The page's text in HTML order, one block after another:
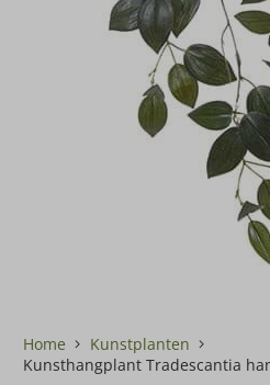
Home
Kunstplanten
Kunsthangplant Tradescantia